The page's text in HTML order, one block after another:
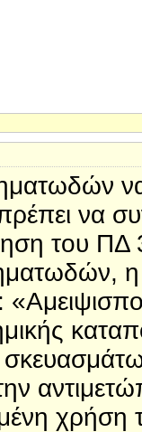
να
του